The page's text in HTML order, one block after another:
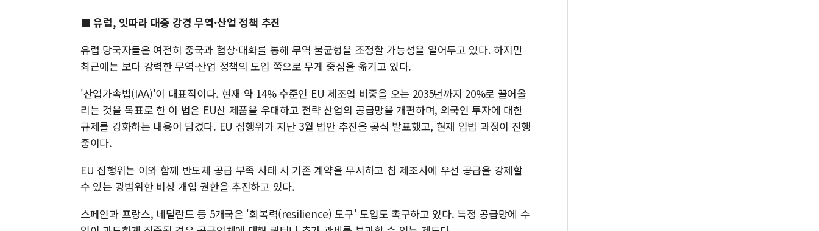
■ 유럽, 잇따라 대중 강경 무역·산업 정책 추진
유럽 당국자들은 여전히 중국과 협상·대화를 통해 무역 불균형을 조정할 가능성을 열어두고 있다. 하지만
최근에는 보다 강력한 무역·산업 정책의 도입 쪽으로 무게 중심을 옮기고 있다.
'산업가속법(IAA)'이 대표적이다. 현재 약 14% 수준인 EU 제조업 비중을 오는 2035년까지 20%로 끌어올
리는 것을 목표로 한 이 법은 EU산 제품을 우대하고 전략 산업의 공급망을 개편하며, 외국인 투자에 대한
규제를 강화하는 내용이 담겼다. EU 집행위가 지난 3월 법안 추진을 공식 발표했고, 현재 입법 과정이 진행
중이다.
EU 집행위는 이와 함께 반도체 공급 부족 사태 시 기존 계약을 무시하고 칩 제조사에 우선 공급을 강제할
수 있는 광범위한 비상 개입 권한을 추진하고 있다.
스페인과 프랑스, 네덜란드 등 5개국은 '회복력(resilience) 도구' 도입도 촉구하고 있다. 특정 공급망에 수